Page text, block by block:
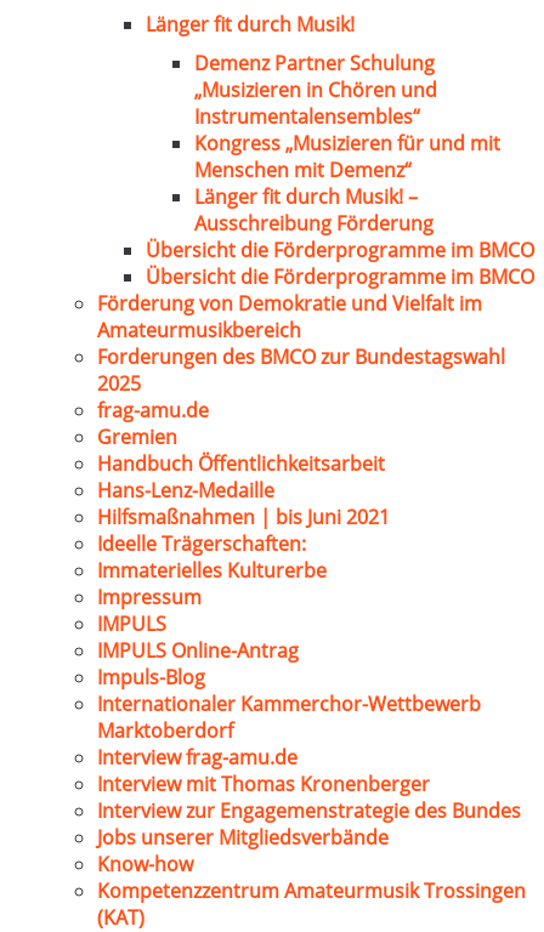
Länger fit durch Musik!
Demenz Partner Schulung
„Musizieren in Chören und
Instrumentalensembles“
Kongress „Musizieren für und mit
Menschen mit Demenz“
Länger fit durch Musik! –
Ausschreibung Förderung
Übersicht die Förderprogramme im BMCO
Übersicht die Förderprogramme im BMCO
Förderung von Demokratie und Vielfalt im
Amateurmusikbereich
Forderungen des BMCO zur Bundestagswahl
2025
frag-amu.de
Gremien
Handbuch Öffentlichkeitsarbeit
Hans-Lenz-Medaille
Hilfsmaßnahmen | bis Juni 2021
Ideelle Trägerschaften:
Immaterielles Kulturerbe
Impressum
IMPULS
IMPULS Online-Antrag
Impuls-Blog
Internationaler Kammerchor-Wettbewerb
Marktoberdorf
Interview frag-amu.de
Interview mit Thomas Kronenberger
Interview zur Engagemenstrategie des Bundes
Jobs unserer Mitgliedsverbände
Know-how
Kompetenzzentrum Amateurmusik Trossingen
(KAT)